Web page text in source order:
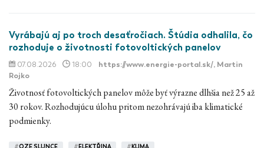
Vyrábajú aj po troch desaťročiach. Štúdia odhalila, čo
rozhoduje o životnosti fotovoltických panelov
07.08.2026 18:00 https://www.energie-portal.sk/, Martin
Rojko
Životnosť fotovoltických panelov môže byť výrazne dlhšia než 25 až
30 rokov. Rozhodujúcu úlohu pritom nezohrávajú iba klimatické
podmienky.